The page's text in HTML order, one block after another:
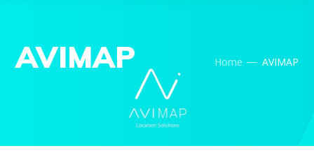
AVIMAP Home AVIMAP